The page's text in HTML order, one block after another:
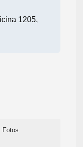
1205,
Fotos